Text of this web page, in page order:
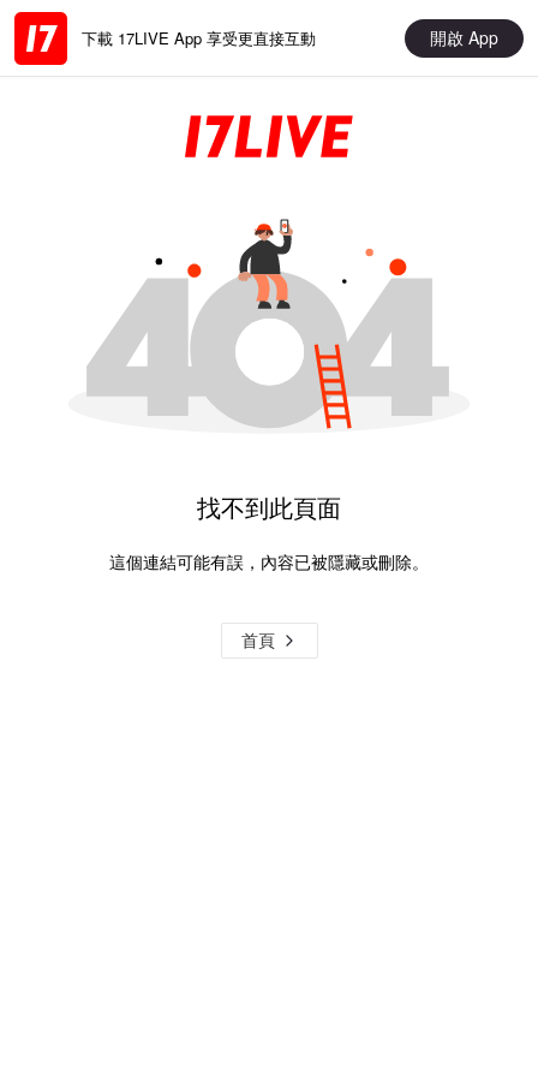
下載 17LIVE App 享受更直接互動 開啟 App
找不到此頁面
這個連結可能有誤，內容已被隱藏或刪除。
首頁